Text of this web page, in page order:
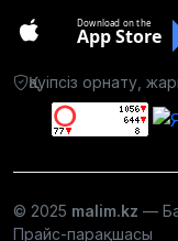
Download on the
App Store
Қауіпсіз орнату,
© 2025 malim.kz —
Прайс-парақшасы